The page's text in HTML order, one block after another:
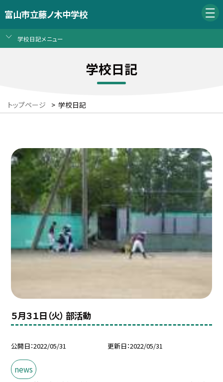
富山市立藤ノ木中学校
学校日記メニュー
学校日記
トップページ > 学校日記
５月３１日（火） 部活動
公開日 2022/05/31 更新日 2022/05/31
news